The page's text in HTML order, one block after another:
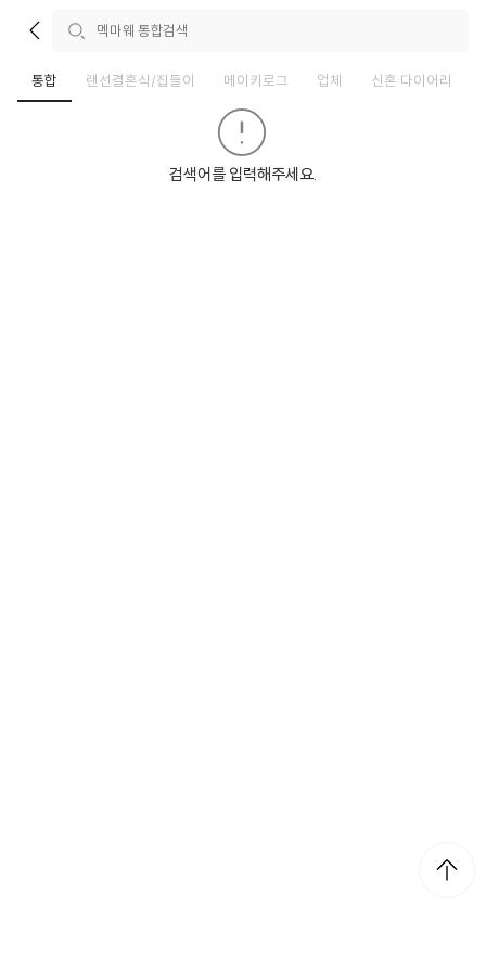
통합 랜선결혼식/집들이 메이키로그 업체 신혼 다이어리
검색어를 입력해주세요.